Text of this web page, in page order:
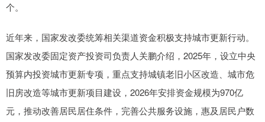
个。
近年来，国家发改委统筹相关渠道资金积极支持城市更新行动。
国家发改委固定资产投资司负责人关鹏介绍，2025年，设立中央
预算内投资城市更新专项，重点支持城镇老旧小区改造、城市危
旧房改造等城市更新项目建设，2026年安排资金规模为970亿
元，推动改善居民居住条件，完善公共服务设施，惠及居民户数